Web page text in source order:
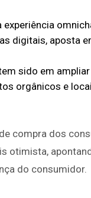
digitais, aposta
sido em
orgânicos e
compra dos
otimista,
do consumidor.